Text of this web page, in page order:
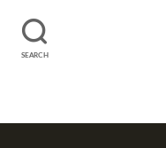
SEARCH